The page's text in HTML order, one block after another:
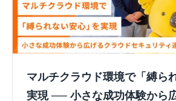
マルチクラウド環境で「縛ら
実現 ── 小さな成功体験から